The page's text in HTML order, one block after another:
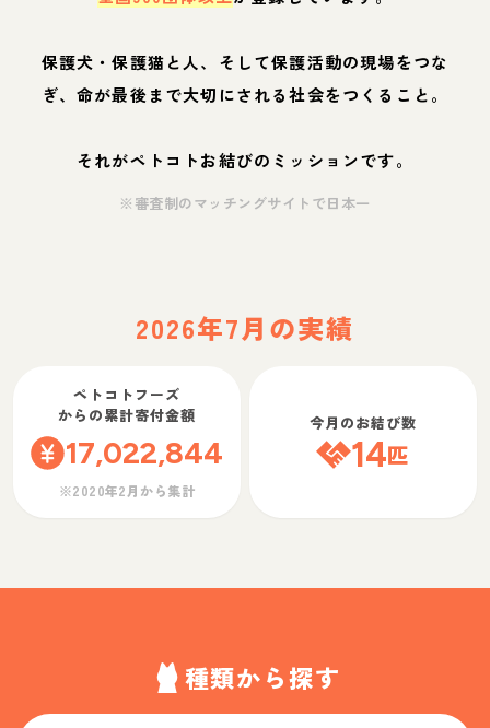
保護犬・保護猫と人、そして保護活動の現場をつな
ぎ、命が最後まで大切にされる社会をつくること。
それがペトコトお結びのミッションです。
※審査制のマッチングサイトで日本一
2026年7月の実績
ペトコトフーズ
からの累計寄付金額
17,022,844
※2020年2月から集計
今月のお結び数
14匹
種類から探す